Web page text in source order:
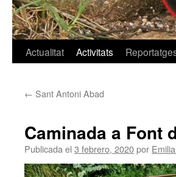
Saltar
contenido
Actualitat Activitats
← Sant Antoni Abad
Caminada a Font
Publicada el 3 febrero, 2020por